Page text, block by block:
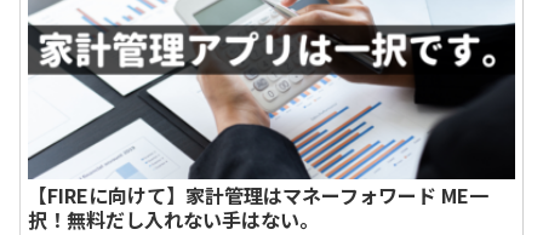
【FIREに向けて】家計管理はマネーフォワード ME一
択！無料だし入れない手はない。